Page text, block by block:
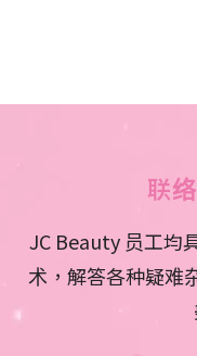
联
JC Beauty 员工均
术，解答各种疑难